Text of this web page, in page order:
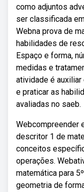
como adjuntos
ser classificada
Webna prova de
habilidades de
Espaço e forma,
medidas e
atividade é auxiliar
e praticar as
avaliadas no saeb.
Webcompreender
descritor 1 de
conceitos
operações.
matemática para
geometria de